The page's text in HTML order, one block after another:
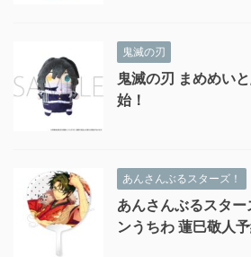
鬼滅の刃
鬼滅の刃 まめめい
始！
あんさんぶるスターズ！
あんさんぶるスタ
ンうちわ 蓮巳敬人